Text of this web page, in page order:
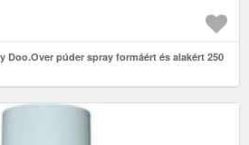
Doo.Over púder spray formáért és alakért 250